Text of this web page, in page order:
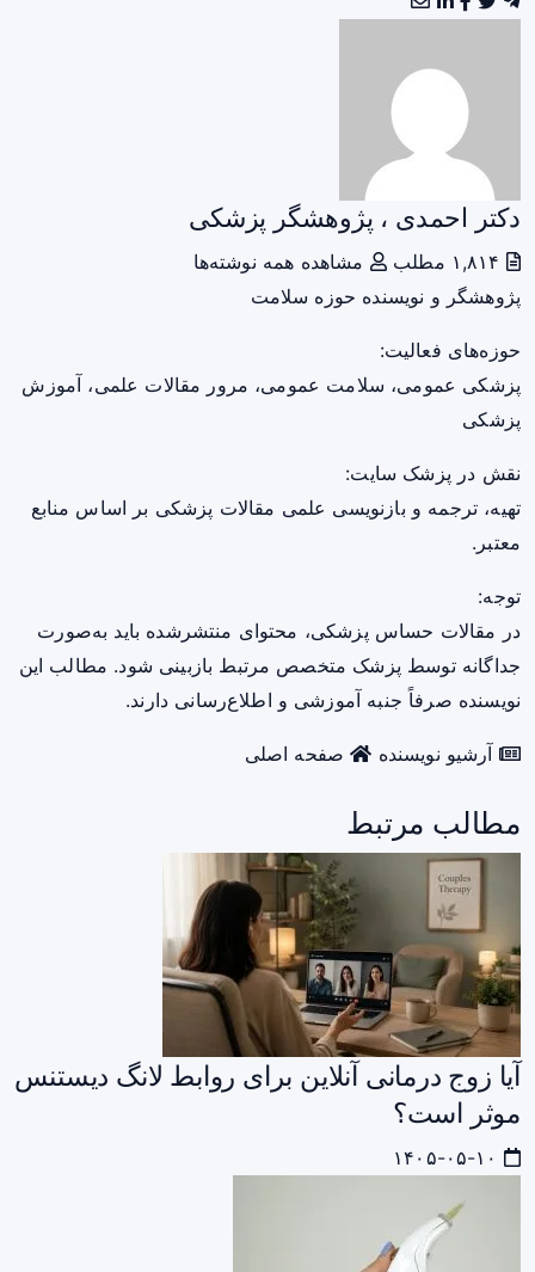
دکتر احمدی ، پژوهشگر پزشکی
مشاهده همه نوشته‌ها
پژوهشگر و نویسنده حوزه سلامت
حوزه‌های فعالیت:
پزشکی عمومی، سلامت عمومی، مرور مقالات علمی، آموزش
پزشکی
نقش در پزشک سایت:
تهیه، ترجمه و بازنویسی علمی مقالات پزشکی بر اساس منابع
معتبر.
توجه:
در مقالات حساس پزشکی، محتوای منتشرشده باید به‌صورت
جداگانه توسط پزشک متخصص مرتبط بازبینی شود. مطالب این
نویسنده صرفاً جنبه آموزشی و اطلاع‌رسانی دارند.
آرشیو نویسنده صفحه اصلی
مطالب مرتبط
آیا زوج درمانی آنلاین برای روابط لانگ دیستنس
موثر است؟